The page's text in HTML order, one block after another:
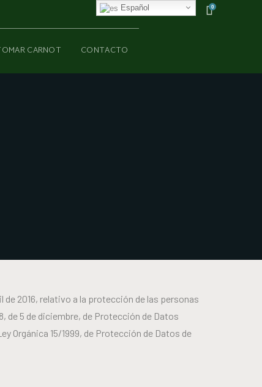
0
CARNOT CONTACTO
2016, relativo a la protección de las personas
de 5 de diciembre, de Protección de Datos
Orgánica 15/1999, de Protección de Datos de
Español